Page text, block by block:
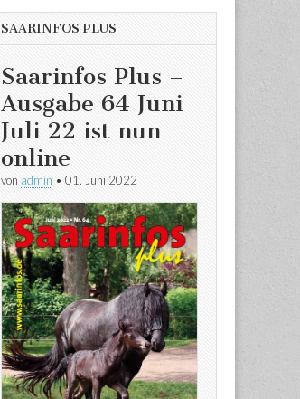
SAARINFOS PLUS
Saarinfos Plus –
Ausgabe 64 Juni
Juli 22 ist nun
online
von admin • 01. Juni 2022